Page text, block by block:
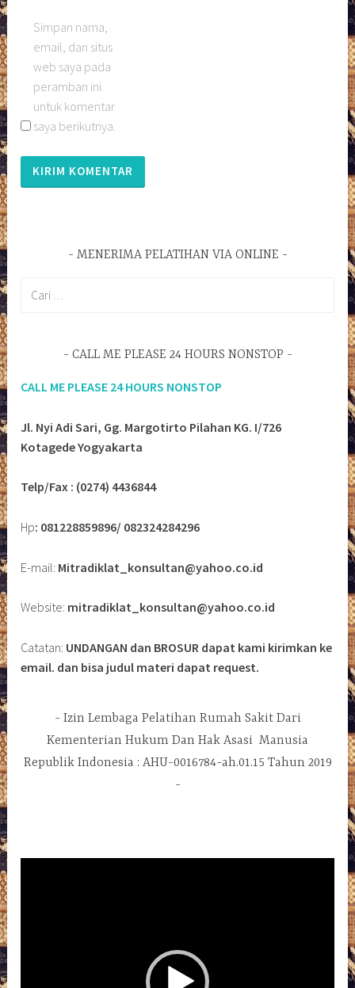
Simpan nama,
email, dan situs
web saya pada
peramban ini
untuk komentar
saya berikutnya.
MENERIMA PELATIHAN VIA ONLINE
CALL ME PLEASE 24 HOURS NONSTOP
CALL ME PLEASE 24 HOURS NONSTOP
Jl. Nyi Adi Sari, Gg. Margotirto Pilahan KG. I/726
Kotagede Yogyakarta
Telp/Fax : (0274) 4436844
Hp: 081228859896/ 082324284296
E-mail: Mitradiklat_konsultan@yahoo.co.id
Website: mitradiklat_konsultan@yahoo.co.id
Catatan: UNDANGAN dan BROSUR dapat kami kirimkan ke
email. dan bisa judul materi dapat request.
Izin Lembaga Pelatihan Rumah Sakit Dari
Kementerian Hukum Dan Hak Asasi Manusia
Republik Indonesia : AHU-0016784-ah.01.15 Tahun 2019